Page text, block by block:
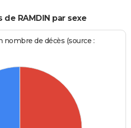
RAMDIN par sexe
nombre de décès (source :